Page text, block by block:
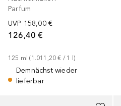
Parfum
UVP 158,00 €
126,40 €
125 ml (1.011,20 € / 1 )
Demnächst wieder
lieferbar